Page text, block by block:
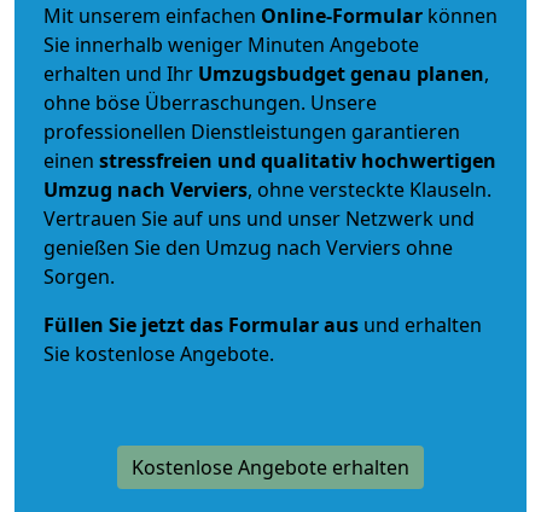
Mit unserem einfachen Online-Formular können
Sie innerhalb weniger Minuten Angebote
erhalten und Ihr Umzugsbudgetgenau planen,
ohne böse Überraschungen. Unsere
professionellen Dienstleistungen garantieren
einen stressfreien und qualitativ hochwertigen
Umzug nach Verviers, ohne versteckte Klauseln.
Vertrauen Sie auf uns und unser Netzwerk und
genießen Sie den Umzug nach Verviers ohne
Sorgen.
Füllen Sie jetzt das Formular aus und erhalten
Sie kostenlose Angebote.
Kostenlose Angebote erhalten